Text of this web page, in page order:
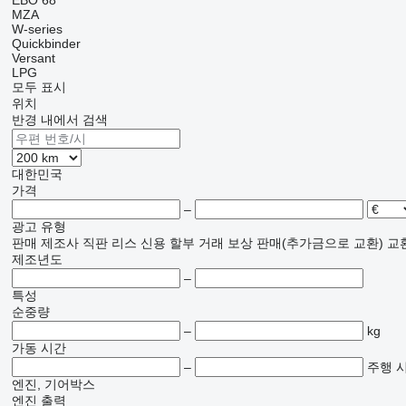
MZA
W-series
Quickbinder
Versant
LPG
모두 표시
위치
반경 내에서 검색
대한민국
가격
–
광고 유형
판매 제조사 직판 리스 신용 할부 거래 보상 판매(추가금으로 교환) 교
제조년도
–
특성
순중량
–
kg
가동 시간
–
주행
엔진, 기어박스
엔진 출력